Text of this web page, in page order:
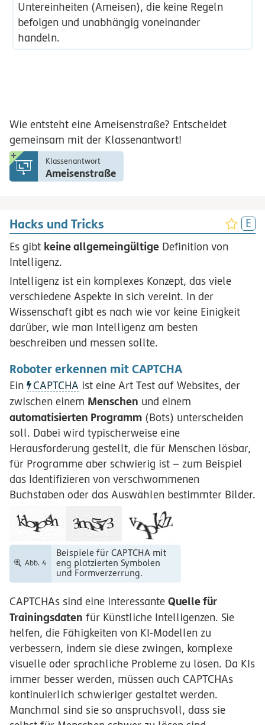
Untereinheiten (Ameisen), die keine Regeln
befolgen und unabhängig voneinander
handeln.
Wie entsteht eine Ameisenstraße? Entscheidet
gemeinsam mit der Klassenantwort!
Klassenantwort
Ameisenstraße
Hacks und Tricks
Es gibt keine allgemeingültige Definition von
Intelligenz.
Intelligenz ist ein komplexes Konzept, das viele
verschiedene Aspekte in sich vereint. In der
Wissenschaft gibt es nach wie vor keine Einigkeit
darüber, wie man Intelligenz am besten
beschreiben und messen sollte.
Roboter erkennen mit CAPTCHA
Ein CAPTCHA ist eine Art Test auf Websites, der
zwischen einem Menschen und einem
automatisierten Programm (Bots) unterscheiden
soll. Dabei wird typischerweise eine
Herausforderung gestellt, die für Menschen lösbar,
für Programme aber schwierig ist – zum Beispiel
das Identifizieren von verschwommenen
Buchstaben oder das Auswählen bestimmter Bilder.
Abb. 4
Beispiele für CAPTCHA mit
eng platzierten Symbolen
und Formverzerrung.
CAPTCHAs sind eine interessante Quelle für
Trainingsdaten für Künstliche Intelligenzen. Sie
helfen, die Fähigkeiten von KI-Modellen zu
verbessern, indem sie diese zwingen, komplexe
visuelle oder sprachliche Probleme zu lösen. Da KIs
immer besser werden, müssen auch CAPTCHAs
kontinuierlich schwieriger gestaltet werden.
Manchmal sind sie so anspruchsvoll, dass sie